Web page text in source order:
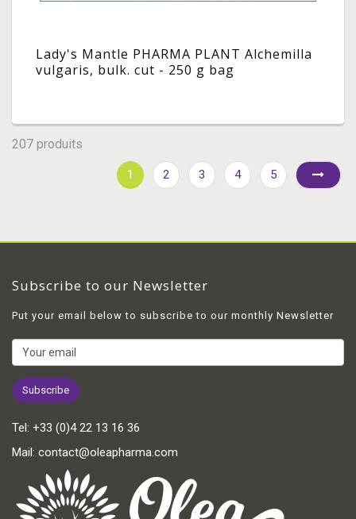
Lady's Mantle PHARMA PLANT Alchemilla
vulgaris, bulk. cut - 250 g bag
207 produits
1 2 3 4 5
Subscribe to our Newsletter
Put your email below to subscribe to our monthly Newsletter
Tel: +33 (0)4 22 13 16 36
Mail: contact@oleapharma.com